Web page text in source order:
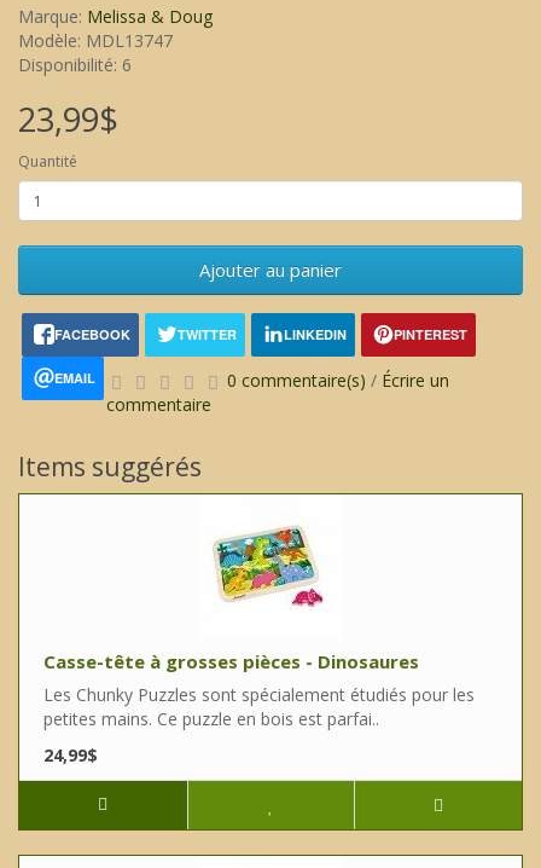
Marque: Melissa & Doug
Modèle: MDL13747
Disponibilité: 6
23,99$
Quantité
Ajouter au panier
FACEBOOK TWITTER LINKEDIN PINTEREST
EMAIL 0 commentaire(s) / Écrire un
commentaire
Items suggérés
Casse-tête à grosses pièces - Dinosaures
Les Chunky Puzzles sont spécialement étudiés pour les
petites mains. Ce puzzle en bois est parfai..
24,99$